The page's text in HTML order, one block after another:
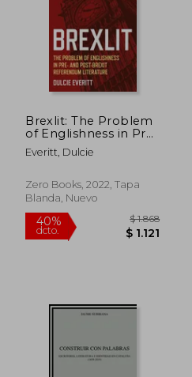
50%
dcto.
Brexlit: The Problem
of Englishness in Pre-
And Post- Brexit
Referendum
Everitt, Dulcie
Zero Books, 2022, Tapa
Blanda, Nuevo